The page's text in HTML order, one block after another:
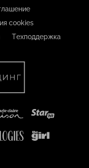
cookies
Техподдержка